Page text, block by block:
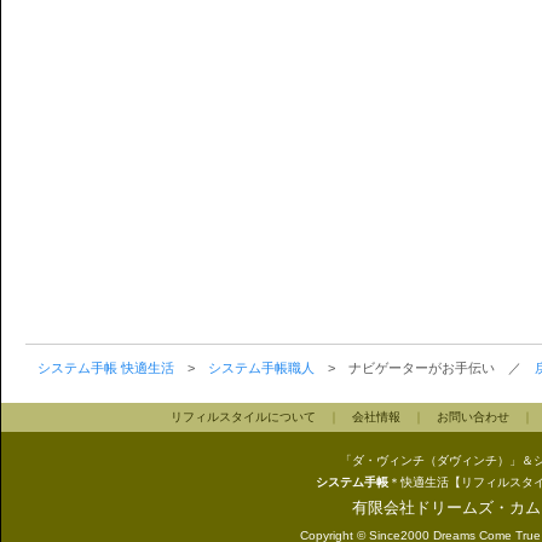
システム手帳 快適生活 > システム手帳職人 > ナビゲーターがお手伝い ／
リフィルスタイルについて 会社情報 お問い合わせ
「ダ・ヴィンチ（ダヴィンチ）」＆
システム手帳 ＊快適生活【リフィルスタ
有限会社ドリームズ・カ
Copyright © Since2000 Dreams Come